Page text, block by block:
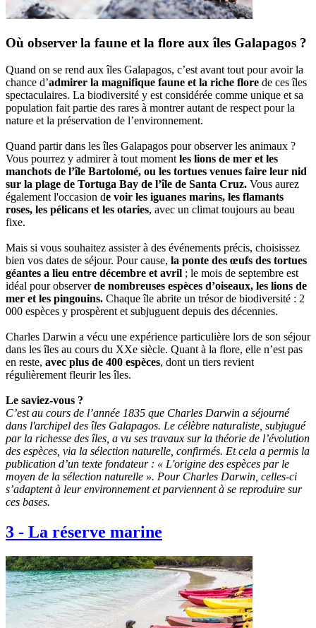
Où observer la faune et la flore aux îles Galapagos ?
Quand on se rend aux îles Galapagos, c’est avant tout pour avoir la
chance d’admirer la magnifique faune et la riche flore de ces îles
spectaculaires. La biodiversité y est considérée comme unique et sa
population fait partie des rares à montrer autant de respect pour la
nature et la préservation de l’environnement.
Quand partir dans les îles Galapagos pour observer les animaux ?
Vous pourrez y admirer à tout moment les lions de mer et les
manchots de l’île Bartolomé, ou les tortues venues faire leur nid
sur la plage de Tortuga Bay de l’île de Santa Cruz. Vous aurez
également l'occasion de voir les iguanes marins, les flamants
roses, les pélicans et les otaries, avec un climat toujours au beau
fixe.
Mais si vous souhaitez assister à des événements précis, choisissez
bien vos dates de séjour. Pour cause, la ponte des œufs des tortues
géantes a lieu entre décembre et avril ; le mois de septembre est
idéal pour observerde nombreuses espèces d’oiseaux, les lions de
mer et les pingouins. Chaque île abrite un trésor de biodiversité : 2
000 espèces y prospèrent et subjuguent depuis des décennies.
Charles Darwin a vécu une expérience particulière lors de son séjour
dans les îles au cours du XXe siècle. Quant à la flore, elle n’est pas
en reste, avec plus de 400 espèces, dont un tiers revient
régulièrement fleurir les îles.
Le saviez-vous ?
C’est au cours de l’année 1835 que Charles Darwin a séjourné
dans l'archipel des îles Galapagos. Le célèbre naturaliste, subjugué
par la richesse des îles, a vu ses travaux sur la théorie de l’évolution
des espèces, via la sélection naturelle, confirmés. Et cela a permis la
publication d’un texte fondateur : « L'origine des espèces par le
moyen de la sélection naturelle ». Pour Charles Darwin, celles-ci
s’adaptent à leur environnement et parviennent à se reproduire sur
ces bases.
3 - La réserve marine